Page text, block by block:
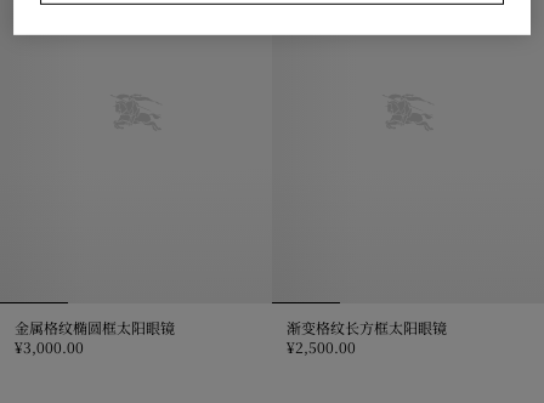
金属格纹椭圆框太阳眼镜
¥3,000.00
渐变格纹长方框太阳眼镜
¥2,500.00